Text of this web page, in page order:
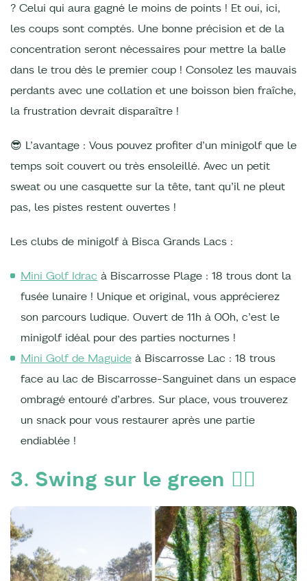
? Celui qui aura gagné le moins de points ! Et oui, ici,
les coups sont comptés. Une bonne précision et de la
concentration seront nécessaires pour mettre la balle
dans le trou dès le premier coup ! Consolez les mauvais
perdants avec une collation et une boisson bien fraîche,
la frustration devrait disparaître !
😎 L’avantage : Vous pouvez profiter d’un minigolf que le
temps soit couvert ou très ensoleillé. Avec un petit
sweat ou une casquette sur la tête, tant qu’il ne pleut
pas, les pistes restent ouvertes !
Les clubs de minigolf à Bisca Grands Lacs :
Mini Golf Idrac à Biscarrosse Plage : 18 trous dont la
fusée lunaire ! Unique et original, vous apprécierez
son parcours ludique. Ouvert de 11h à 00h, c’est le
minigolf idéal pour des parties nocturnes !
Mini Golf de Maguide à Biscarrosse Lac : 18 trous
face au lac de Biscarrosse-Sanguinet dans un espace
ombragé entouré d’arbres. Sur place, vous trouverez
un snack pour vous restaurer après une partie
endiablée !
3. Swing sur le green 🏌️‍♂️